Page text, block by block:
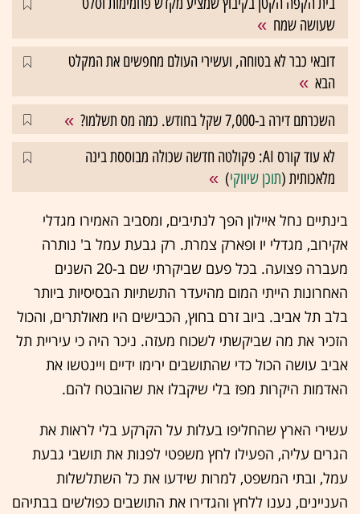
שעושה שמח
דובאי כבר לא בטוחה, ועשירי העולם מחפשים את המקלט
הבא
השכרתם דירה ב-7,000 שקל בחודש. כמה מס תשלמו?
לא עוד קורס AI: פקולטה חדשה שכולה מבוססת בינה
מלאכותית (תוכן שיווקי)
בינתיים נחל איילון הפך לנתיבים, ומסביב האמירו מגדלי
אקירוב, מגדלי יו ופארק צמרת. רק גבעת עמל ב' נותרה
מעברה פצועה. בכל פעם שביקרתי שם ב-20 השנים
האחרונות הייתי המום מהיעדר התשתיות הבסיסיות ביותר
בלב תל אביב. ביוב זרם בחוץ, הכבישים היו מאולתרים, והכול
הזכיר את מה שביקשתי לשכוח מעזה. ניכר היה כי עיריית תל
אביב עושה הכול כדי שהתושבים ירימו ידיים ויינטשו את
האדמות היקרות מפז בלי שיקבלו את שהובטח להם.
עשירי הארץ שהחליפו בעלות על הקרקע בלי לראות את
הגרים עליה, הפעילו לחץ משפטי לפנות את תושבי גבעת
עמל, ובתי המשפט, למרות שידעו את כל השתלשלות
העניינים, נענו ללחץ והגדירו את התושבים כפולשים בבתיהם